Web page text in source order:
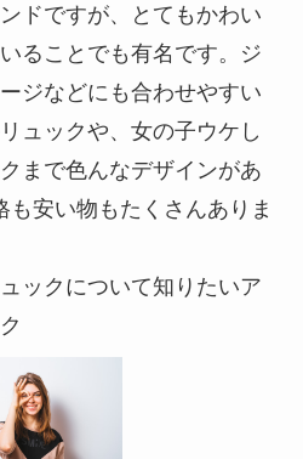
ドですが、とてもかわい
ることでも有名です。ジ
ジなどにも合わせやすい
ュックや、女の子ウケし
まで色んなデザインがあ
も安い物もたくさんありま
ックについて知りたいア